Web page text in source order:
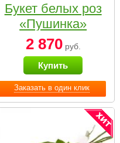
Заказать в один клик
Букет белых роз
«Пушинка»
2 870руб.
Купить